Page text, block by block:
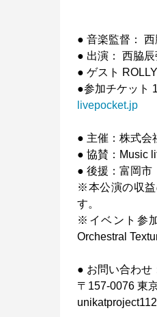
● 音楽監督：
● 出演： 西脇
● ゲスト
●参加チケット
livepocket.jp
● 主催：株式会
● 協賛：Music
● 後援：富岡市
※本公演の収益
す。
※イベント参
Orchestral
● お問い合わせ
〒157-0076 東